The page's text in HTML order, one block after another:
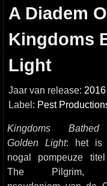
A Diadem
Kingdoms
Light
Jaar van release: 2016
Label: Pest
Kingdoms
Golden Light: het is
nogal pompeuze
The Pilgrim,